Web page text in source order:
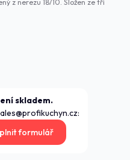
z nerezu 18/10. Složen ze tří
skladem.
formulář